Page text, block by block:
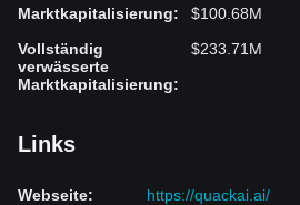
Marktkapitalisierung:
$100.68M
Vollständig
verwässerte
Marktkapitalisierung:
$233.71M
Links
Webseite:
https://quackai.ai/